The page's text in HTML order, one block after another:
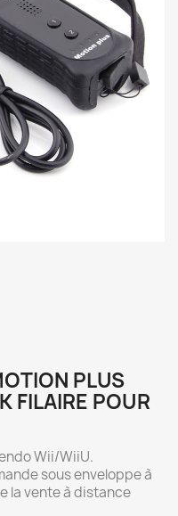
PLUS
FILAIRE POUR
Wii/WiiU.
sous enveloppe à
la vente à distance